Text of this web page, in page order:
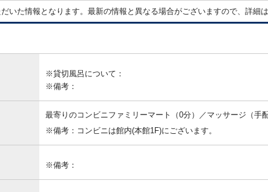
いた情報となります。最新の情報と異なる場合がございますので、詳細
※貸切風呂について：
※備考：
最寄りのコンビニファミリーマート（0分）／マッサージ（手配
※備考：コンビニは館内(本館1F)にございます。
※備考：